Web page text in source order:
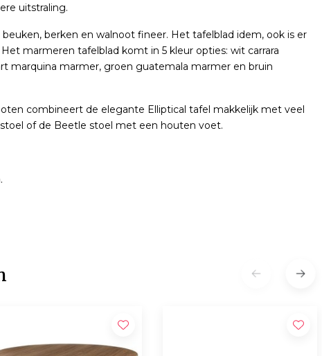
uitstraling.
berken en walnoot fineer. Het tafelblad idem, ook is er
marmeren tafelblad komt in 5 kleur opties: wit carrara
marquina marmer, groen guatemala marmer en bruin
combineert de elegante Elliptical tafel makkelijk met veel
of de Beetle stoel met een houten voet.